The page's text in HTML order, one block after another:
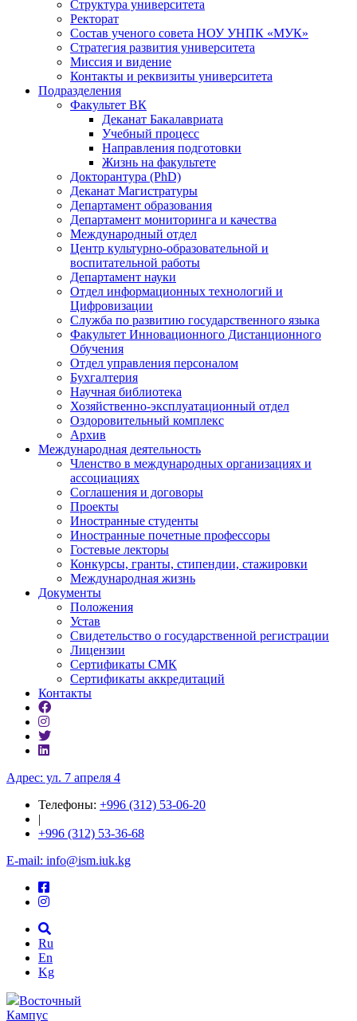
Структура университета
Ректорат
Состав ученого совета НОУ УНПК «МУК»
Стратегия развития университета
Миссия и видение
Контакты и реквизиты университета
Подразделения
Факультет ВК
Деканат Бакалавриата
Учебный процесс
Направления подготовки
Жизнь на факультете
Докторантура (PhD)
Деканат Магистратуры
Департамент образования
Департамент мониторинга и качества
Международный отдел
Центр культурно-образовательной и
воспитательной работы
Департамент науки
Отдел информационных технологий и
Цифровизации
Служба по развитию государственного языка
Факультет Инновационного Дистанционного
Обучения
Отдел управления персоналом
Бухгалтерия
Научная библиотека
Хозяйственно-эксплуатационный отдел
Оздоровительный комплекс
Архив
Международная деятельность
Членство в международных организациях и
ассоциациях
Соглашения и договоры
Проекты
Иностранные студенты
Иностранные почетные профессоры
Гостевые лекторы
Конкурсы, гранты, стипендии, стажировки
Международная жизнь
Документы
Положения
Устав
Свидетельство о государственной регистрации
Лицензии
Сертификаты СМК
Сертификаты аккредитаций
Контакты
Адрес: ул. 7 апреля 4
Телефоны: +996 (312) 53-06-20
|
+996 (312) 53-36-68
E-mail: info@ism.iuk.kg
Ru
En
Kg
Восточный
Кампус